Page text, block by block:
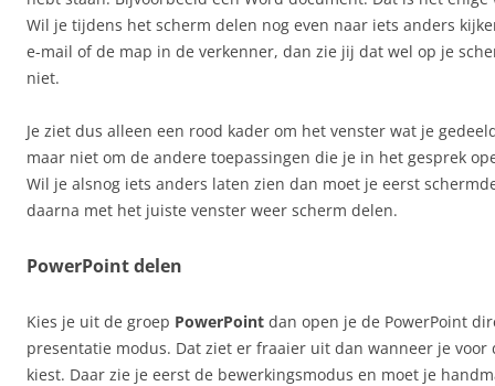
Wil je tijdens het scherm delen nog even naar iets anders
e-mail of de map in de verkenner, dan zie jij dat wel op je
niet.
Je ziet dus alleen een rood kader om het venster wat je
maar niet om de andere toepassingen die je in het gesprek
Wil je alsnog iets anders laten zien dan moet je eerst
daarna met het juiste venster weer scherm delen.
PowerPoint delen
Kies je uit de groep PowerPoint dan open je de PowerPoint
presentatie modus. Dat ziet er fraaier uit dan wanneer je voor
kiest. Daar zie je eerst de bewerkingsmodus en moet je